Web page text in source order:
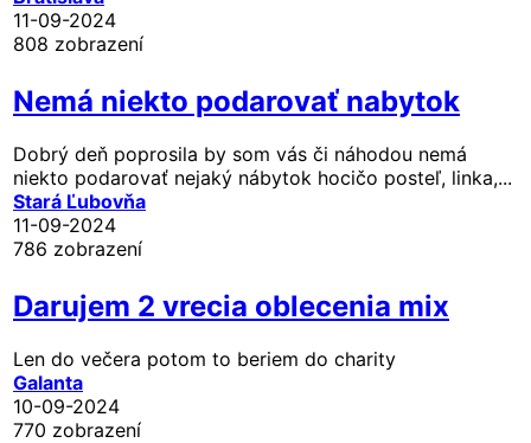
11-09-2024
808 zobrazení
Nemá niekto podarovať nabytok
Dobrý deň poprosila by som vás či náhodou nemá
niekto podarovať nejaký nábytok hocičo posteľ, linka,...
Stará Ľubovňa
11-09-2024
786 zobrazení
Darujem 2 vrecia oblecenia mix
Len do večera potom to beriem do charity
Galanta
10-09-2024
770 zobrazení